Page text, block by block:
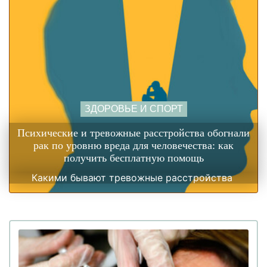
ЗДОРОВЬЕ И СПОРТ
Психические и тревожные расстройства обогнали
рак по уровню вреда для человечества: как
получить бесплатную помощь
Какими бывают тревожные расстройства